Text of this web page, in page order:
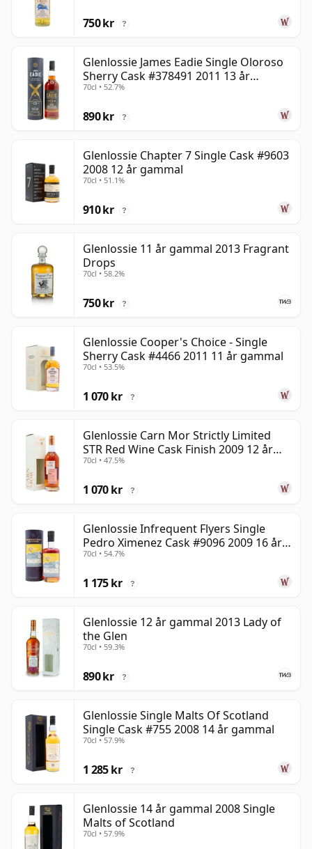
750 kr ?
Glenlossie James Eadie Single Oloroso
Sherry Cask #378491 2011 13 år
gammal
70cl • 52.7%
890 kr ?
Glenlossie Chapter 7 Single Cask #9603
2008 12 år gammal
70cl • 51.1%
910 kr ?
Glenlossie 11 år gammal 2013 Fragrant
Drops
70cl • 58.2%
750 kr ?
Glenlossie Cooper's Choice - Single
Sherry Cask #4466 2011 11 år gammal
70cl • 53.5%
1 070 kr ?
Glenlossie Carn Mor Strictly Limited
STR Red Wine Cask Finish 2009 12 år
gammal
70cl • 47.5%
1 070 kr ?
Glenlossie Infrequent Flyers Single
Pedro Ximenez Cask #9096 2009 16 år
gammal
70cl • 54.7%
1 175 kr ?
Glenlossie 12 år gammal 2013 Lady of
the Glen
70cl • 59.3%
890 kr ?
Glenlossie Single Malts Of Scotland
Single Cask #755 2008 14 år gammal
70cl • 57.9%
1 285 kr ?
Glenlossie 14 år gammal 2008 Single
Malts of Scotland
70cl • 57.9%